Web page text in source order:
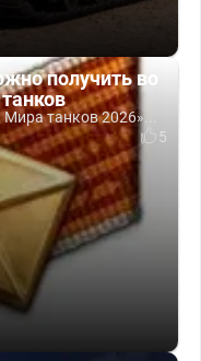
получить во
танков 2026»...
5